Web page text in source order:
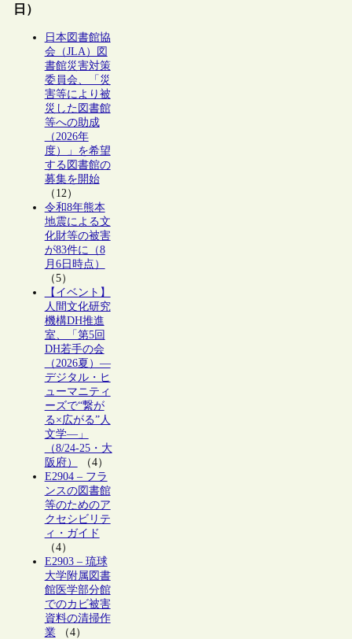
日）
日本図書館協
会（JLA）図
書館災害対策
委員会、「災
害等により被
災した図書館
等への助成
（2026年
度）」を希望
する図書館の
募集を開始
（12）
令和8年熊本
地震による文
化財等の被害
が83件に（8
月6日時点）
（5）
【イベント】
人間文化研究
機構DH推進
室、「第5回
DH若手の会
（2026夏）―
デジタル・ヒ
ューマニティ
ーズで“繋が
る×広がる”人
文学―」
（8/24-25・大
阪府）
（4）
E2904 – フラ
ンスの図書館
等のためのア
クセシビリテ
ィ・ガイド
（4）
E2903 – 琉球
大学附属図書
館医学部分館
でのカビ被害
資料の清掃作
業（4）